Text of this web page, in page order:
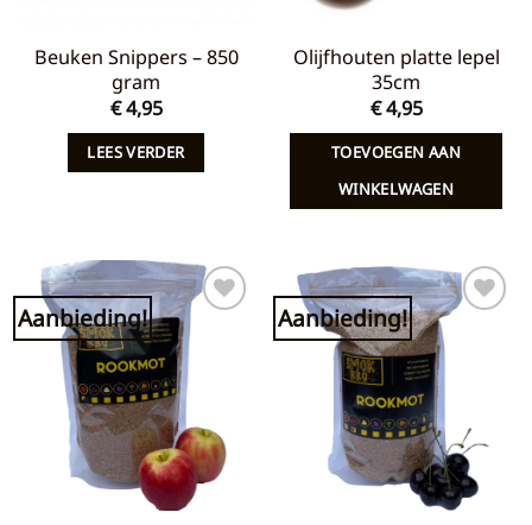
Beuken Snippers – 850
gram
€4,95
LEES VERDER
Olijfhouten platte lepel
35cm
€4,95
TOEVOEGEN AAN
WINKELWAGEN
Aanbieding! Toevoegen
aan
verlanglijst
Aanbieding! Toevoegen
aan
verlanglijst